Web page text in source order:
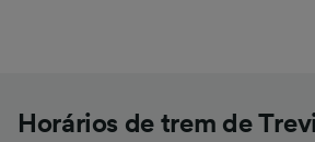
Horários de trem de